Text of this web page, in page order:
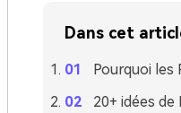
Dans cet
Pourquoi
20+ idées